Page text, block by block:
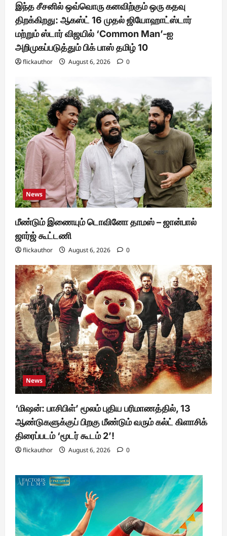
இந்த சீசனில் ஒவ்வொரு கனவிற்கும் ஒரு கதவு
திறக்கிறது: ஆகஸ்ட் 16 முதல் ஜியோஹாட்ஸ்டார்
மற்றும் ஸ்டார் விஜயில் ‘Common Man’-ஐ
அறிமுகப்படுத்தும் பிக் பாஸ் தமிழ் 10
flickauthor August 6, 2026 0
News
மீண்டும் இணையும் டொவினோ தாமஸ் – ஜான்பால்
ஜார்ஜ் கூட்டணி
flickauthor August 6, 2026 0
News
‘மிஷன்: பாசிபிள்’ மூலம் புதிய பரிமாணத்தில், 13
ஆண்டுகளுக்குப் பிறகு மீண்டும் வரும் கல்ட் கிளாசிக்
திரைப்படம் ‘மூடர் கூடம் 2’!
flickauthor August 6, 2026 0